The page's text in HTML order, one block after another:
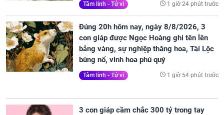
Tâm linh - Tử vi 1 giờ 24 phút trước
Đúng 20h hôm nay, ngày 8/8/2026, 3
con giáp được Ngọc Hoàng ghi tên lên
bảng vàng, sự nghiệp thăng hoa, Tài Lộc
bùng nổ, vinh hoa phú quý
Tâm linh - Tử vi 1 giờ 54 phút trước
3 con giáp cầm chắc 300 tỷ trong tay